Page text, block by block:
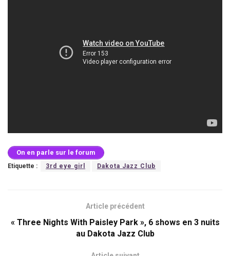
On en parle sur le forum
Etiquette : 3rd eye girl Dakota Jazz Club
Article précédent
« Three Nights With Paisley Park », 6 shows en 3 nuits
au Dakota Jazz Club